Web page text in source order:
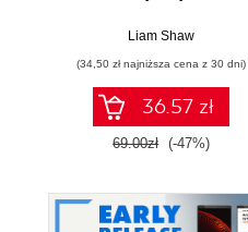
Liam Shaw
(34,50 zł najniższa cena z 30 dni)
36.57 zł
69.00zł (-47%)